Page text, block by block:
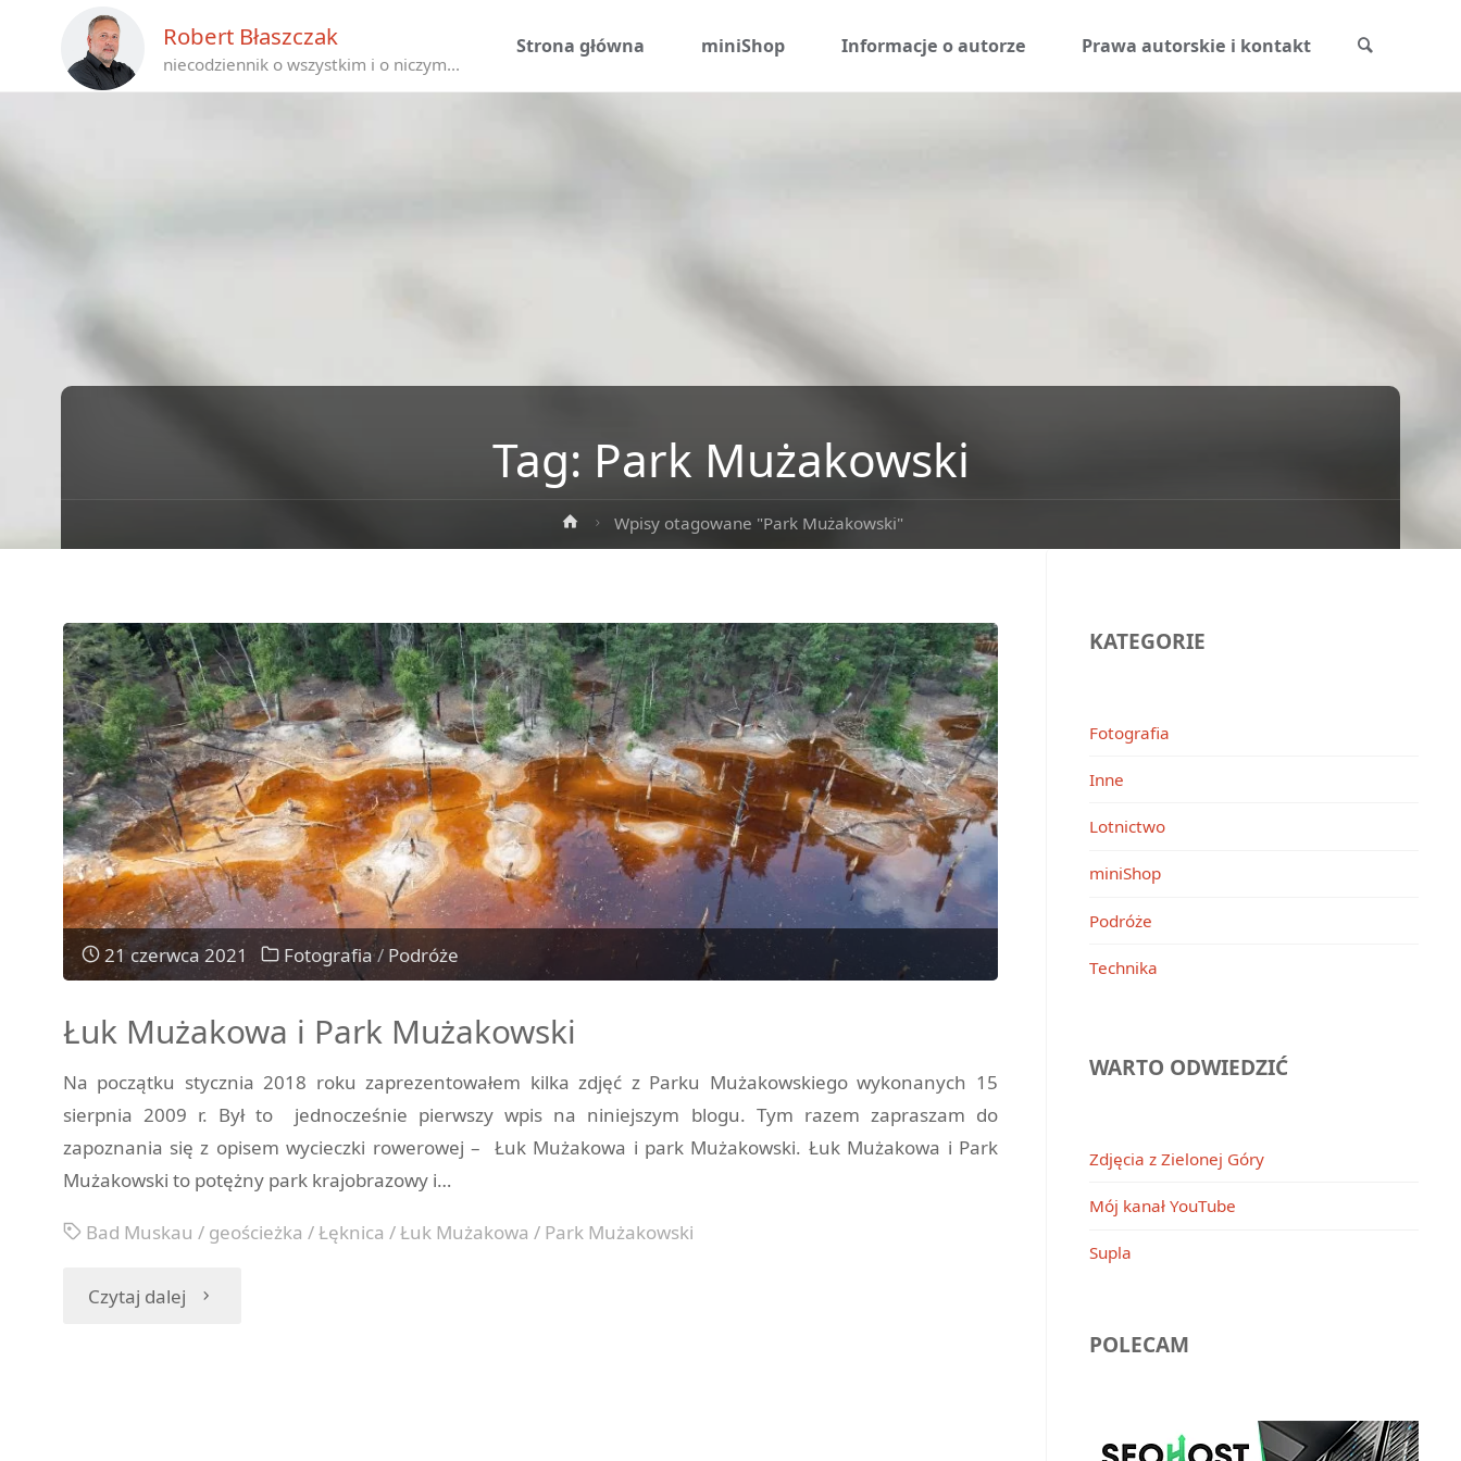
Robert Błaszczak
niecodziennik o wszystkim i o niczym...
do
Strona główna miniShop Informacje o autorze Prawa autorskie i kontakt
Tag: Park Mużakowski
Strona
główna
Wpisy otagowane "Park Mużakowski"
21 czerwca 2021 Fotografia/ Podróże
Łuk Mużakowa i Park Mużakowski
Na początku stycznia 2018 roku zaprezentowałem kilka zdjęć z Parku Mużakowskiego wykonanych 15
sierpnia 2009 r. Był to jednocześnie pierwszy wpis na niniejszym blogu. Tym razem zapraszam do
zapoznania się z opisem wycieczki rowerowej – Łuk Mużakowa i park Mużakowski. Łuk Mużakowa i Park
Mużakowski to potężny park krajobrazowy i…
Bad Muskau / geościeżka /Łęknica /Łuk Mużakowa / Park Mużakowski
Czytaj dalej "Łuk
KATEGORIE
Fotografia
Inne
Lotnictwo
miniShop
Podróże
Technika
WARTO ODWIEDZIĆ
Zdjęcia z Zielonej Góry
Mój kanał YouTube
Supla
POLECAM